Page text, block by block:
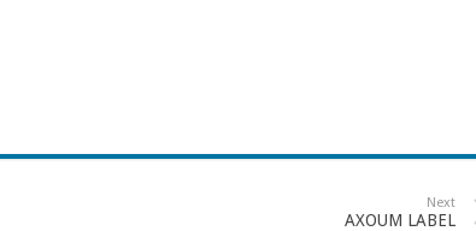
Next
AXOUM LABEL